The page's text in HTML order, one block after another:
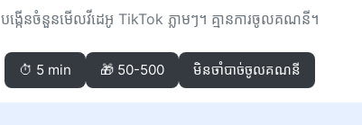
បង្កើនចំនួនមើលវីដេអូ TikTok ភ្លាមៗ។ គ្មានការចូលគណនី។
⏱ 5 min 🎁 50-500 មិនចាំបាច់ចូលគណនី